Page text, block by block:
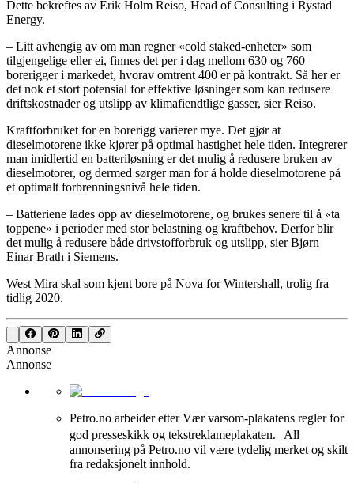
Dette bekreftes av Erik Holm Reiso, Head of Consulting i Rystad
Energy.
– Litt avhengig av om man regner «cold staked-enheter» som
tilgjengelige eller ei, finnes det per i dag mellom 630 og 760
borerigger i markedet, hvorav omtrent 400 er på kontrakt. Så her er
det nok et stort potensial for effektive løsninger som kan redusere
driftskostnader og utslipp av klimafiendtlige gasser, sier Reiso.
Kraftforbruket for en borerigg varierer mye. Det gjør at
dieselmotorene ikke kjører på optimal hastighet hele tiden. Integrerer
man imidlertid en batteriløsning er det mulig å redusere bruken av
dieselmotorer, og dermed sørger man for å holde dieselmotorene på
et optimalt forbrenningsnivå hele tiden.
– Batteriene lades opp av dieselmotorene, og brukes senere til å «ta
toppene» i perioder med stor belastning og kraftbehov. Derfor blir
det mulig å redusere både drivstofforbruk og utslipp, sier Bjørn
Einar Brath i Siemens.
West Mira skal som kjent bore på Nova for Wintershall, trolig fra
tidlig 2020.
Annonse
Annonse
Petro.no arbeider etter Vær varsom-plakatens regler for
god presseskikk og tekstreklameplakaten. All
annonsering på Petro.no vil være tydelig merket og skilt
fra redaksjonelt innhold.